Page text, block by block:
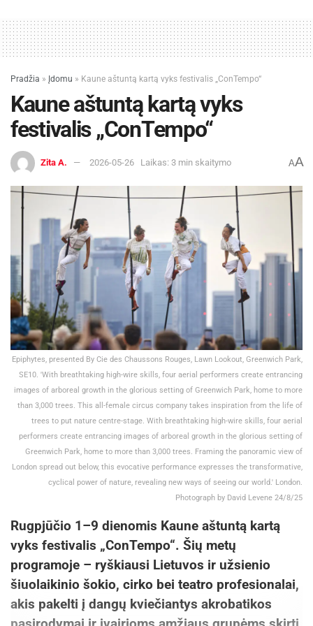
Pradžia » Įdomu » Kaune aštuntą kartą vyks festivalis „ConTempo“
Kaune aštuntą kartą vyks
festivalis „ConTempo“
Zita A. 2026-05-26 Laikas: 3 min skaitymo AA
Epiphytes, presented By Cie des Chaussons Rouges, Lawn Lookout, Greenwich Park,
SE10. 'With breathtaking high-wire skills, four aerial performers create entrancing
images of arboreal growth in the glorious setting of Greenwich Park, home to more
than 3,000 trees. This all-female circus company takes inspiration from the life of
trees to put nature centre-stage. With breathtaking high-wire skills, four aerial
performers create entrancing images of arboreal growth in the glorious setting of
Greenwich Park, home to more than 3,000 trees. Framing the panoramic view of
London spread out below, this evocative performance expresses the transformative,
cyclical power of nature, revealing new ways of seeing our world.' London.
Photograph by David Levene 24/8/25
Rugpjūčio 1–9 dienomis Kaune aštuntą kartą
vyks festivalis „ConTempo“. Šių metų
programoje – ryškiausi Lietuvos ir užsienio
šiuolaikinio šokio, cirko bei teatro profesionalai,
akis pakelti į dangų kviečiantys akrobatikos